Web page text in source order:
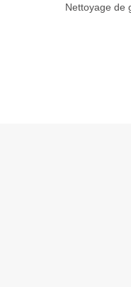
Nettoyage de